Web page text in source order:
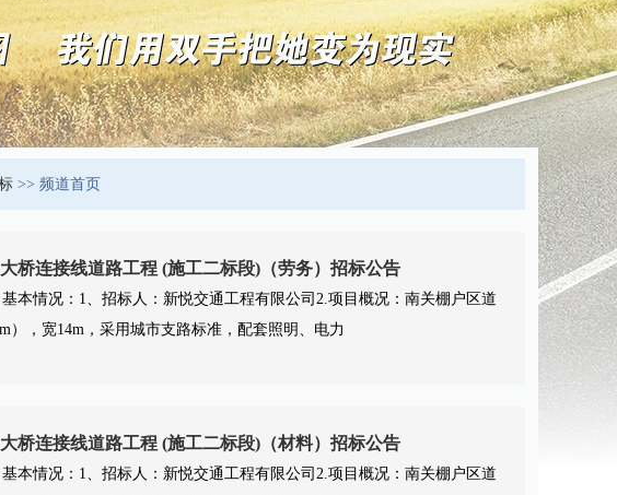
>> 频道首页
桥连接线道路工程 (施工二标段)（劳务）招标公告
本情况：1、招标人：新悦交通工程有限公司2.项目概况：南关棚户区道
），宽14m，采用城市支路标准，配套照明、电力
桥连接线道路工程 (施工二标段)（材料）招标公告
本情况：1、招标人：新悦交通工程有限公司2.项目概况：南关棚户区道